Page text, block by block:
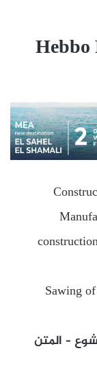
Sawing
– المتن